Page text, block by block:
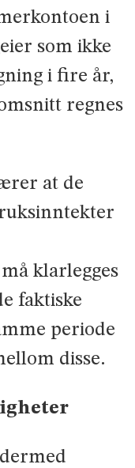
i
som ikke
i fire år,
regnes
at de
klarlegges
faktiske
periode
disse.